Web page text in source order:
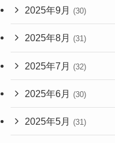
2025年9月 (30)
2025年8月 (31)
2025年7月 (32)
2025年6月 (30)
2025年5月 (31)